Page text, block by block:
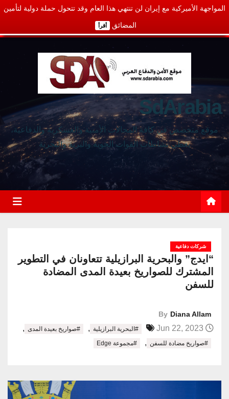
المواجهة الأميركية مع إيران لن تنتهي هذا العام وقد تتحول حملة دولية لتأمين
المضائق أقرأ
SdArabia
موقع متخصص في كافة المجالات الأمنية والعسكرية والدفاعية،
يغطي نشاطات القوات الجوية والبرية والبحرية
شركات دفاعية
“ايدج” والبحرية البرازيلية تتعاونان في التطوير
المشترك للصواريخ بعيدة المدى المضادة
للسفن
By Diana Allam
#البحرية البرازيلية , #صواريخ بعيدة المدى ,
#صواريخ مضادة للسفن , #مجموعة Edge